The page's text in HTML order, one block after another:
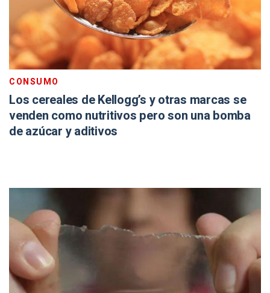
CONSUMO
Los cereales de Kellogg’s y otras marcas se
venden como nutritivos pero son una bomba
de azúcar y aditivos